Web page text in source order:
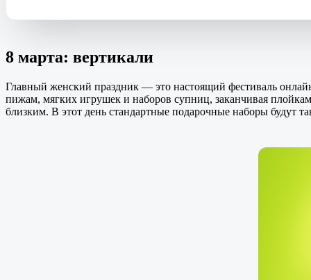
8 марта: вертикали
Главный женский праздник — это настоящий фестиваль
пижам, мягких игрушек и наборов супниц, заканчивая
близким. В этот день стандартные подарочные наборы будут